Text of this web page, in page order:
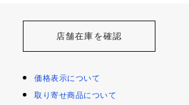
店舗在庫を確認
価格表示について
取り寄せ商品について